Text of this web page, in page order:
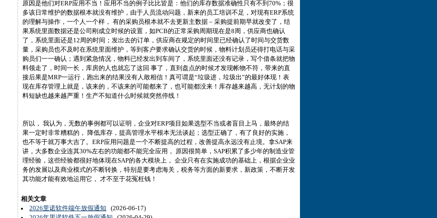
原因是他们对ERP应用不当！应用不当的例子比比皆是：他们的库存数据准确性只有不到70%；很
多该日常维护的数据根本就没有维护，由于人员流动问题，新来的员工培训不足，对现有ERP系统
的理解与操作，一个人一个样， 有的采购员根本就不去更新主数据 – 采购提前期早就改变了，结
果系统里面数据还是公司刚成立时候的设置，如PCB的正常采购周期现在是8周，供应商也确认
了，系统里面还是12周的时间；发出去的订单，供应商在规定的时间里已经确认了时间与交货数
量，采购员也不及时在系统里面维护，等到客户要求确认交货的时候，物料计划员还得打电话与采
购员们一一确认；遇到紧急情况，物料已经发出到车间了，系统里面还没有记录，写个借条就把物
料领走了，时间一长，库房的人也就忘了这回 事了，直到盘点的时候才发现帐物不符，带来的直
接后果是MRP一运行，跑出来的结果没有人敢相信！真可谓是“垃圾进，垃圾出”的最好体现！表
现在库存管理上就是，该来的，不该来的可能都来了，也可能都没来！库存越来越高，无计划的物
料短缺也越来越严重！生产不知道什么时候就突然停线！
所以， 我认为，无数的事例都可以证明，企业对ERP项目如果选型不当或者盲目上马，最终的结
果一定时非常糟糕的， 降低库存，提高管理水平根本无法谈起；选型正确了，有了良好的实施，
也不等于就万事大吉了。ERP应用问题是一个不断提高的过程，改善提高永远没有止境。拿SAP来
讲，大多数企业连其30%左右的功能都不能完全应用， 原因很简单，SAP积累了多少年的制造业管
理经验，这些经验都很好地体现在SAP的各大模块上， 企业只有在实施成功的基础上，根据企业业
务的发展以及商业模式的不断转换，特别是要考虑海关，税务等方面的新要求，新政策，不断开发
其功能才能有效地运用它， 才不至于花冤枉钱！
相关文章
2026里诺软件端午放假通知 (2026-06-17)